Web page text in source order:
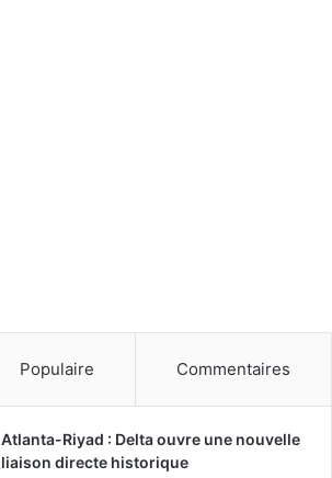
Populaire Commentaires
Atlanta-Riyad : Delta ouvre une nouvelle
liaison directe historique